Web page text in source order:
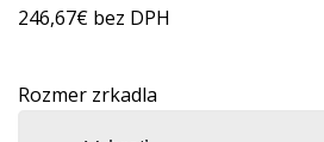
246,67€ bez DPH
Rozmer zrkadla